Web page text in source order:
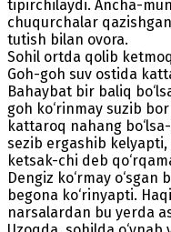
tipirchilaydi. Ancha-
chuqurchalar
tutish bilan ovora.
Sohil ortda qolib
Goh-goh suv ostida
Bahaybat bir baliq
goh ko‘rinmay suzib
kattaroq nahang
sezib ergashib
ketsak-chi deb
Dengiz ko‘rmay
begona ko‘rinyapti.
narsalardan bu yerda